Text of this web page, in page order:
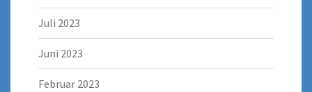
Juli 2023
Juni 2023
Februar 2023